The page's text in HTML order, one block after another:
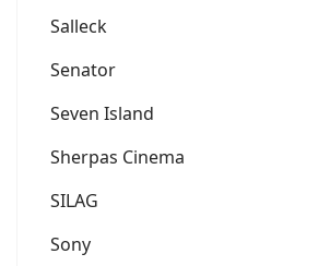
Salleck
Senator
Seven Island
Sherpas Cinema
SILAG
Sony